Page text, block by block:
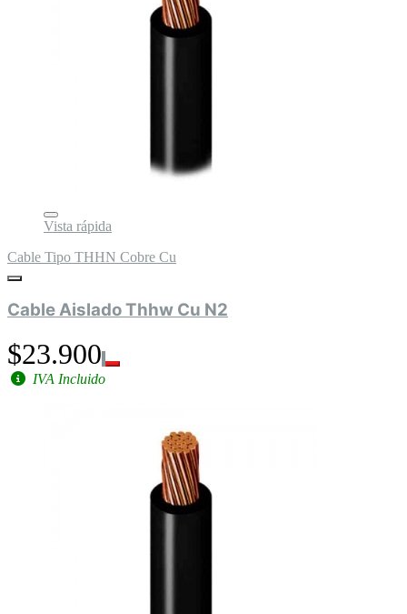
Vista rápida
Cable Tipo THHN Cobre Cu
Cable Aislado Thhw Cu N2
$23.900
IVA Incluido